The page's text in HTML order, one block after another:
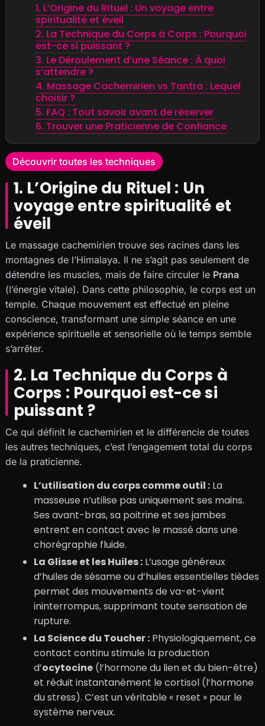
1. L’Origine du Rituel : Un voyage entre
spiritualité et éveil
2. La Technique du Corps à Corps : Pourquoi
est-ce si puissant ?
3. Le Déroulement d’une Séance : À quoi
s’attendre ?
4. Massage Cachemirien vs Tantra : Lequel
choisir ?
5. FAQ : Tout savoir avant de réserver
6. Trouver une Praticienne de Confiance
Découvrir toutes les techniques
1. L’Origine du Rituel : Un
voyage entre spiritualité et
éveil
Le massage cachemirien trouve ses racines dans les
montagnes de l’Himalaya. Il ne s’agit pas seulement de
détendre les muscles, mais de faire circuler le Prana
(l’énergie vitale). Dans cette philosophie, le corps est un
temple. Chaque mouvement est effectué en pleine
conscience, transformant une simple séance en une
expérience spirituelle et sensorielle où le temps semble
s’arrêter.
2. La Technique du Corps à
Corps : Pourquoi est-ce si
puissant ?
Ce qui définit le cachemirien et le différencie de toutes
les autres techniques, c’est l’engagement total du corps
de la praticienne.
L’utilisation du corps comme outil :La
masseuse n’utilise pas uniquement ses mains.
Ses avant-bras, sa poitrine et ses jambes
entrent en contact avec le massé dans une
chorégraphie fluide.
La Glisse et les Huiles :L’usage généreux
d’huiles de sésame ou d’huiles essentielles tièdes
permet des mouvements de va-et-vient
ininterrompus, supprimant toute sensation de
rupture.
La Science du Toucher :Physiologiquement, ce
contact continu stimule la production
d’ocytocine(l’hormone du lien et du bien-être)
et réduit instantanément le cortisol (l’hormone
du stress). C’est un véritable « reset » pour le
système nerveux.